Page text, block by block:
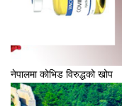
नेपालमा कोभिड विरुद्धको खोप